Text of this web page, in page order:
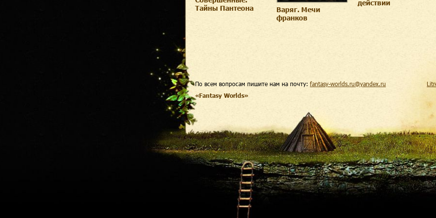
Тайны Пантеона
Варяг. Мечи
франков
действии
По всем вопросам пишите нам на почту: fantasy-worlds.ru@yandex.ru
«Fantasy Worlds»